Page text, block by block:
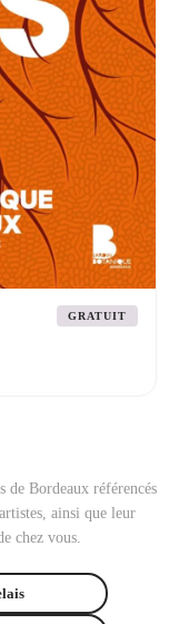
GRATUIT
de Bordeaux référencés
ainsi que leur
chez vous.